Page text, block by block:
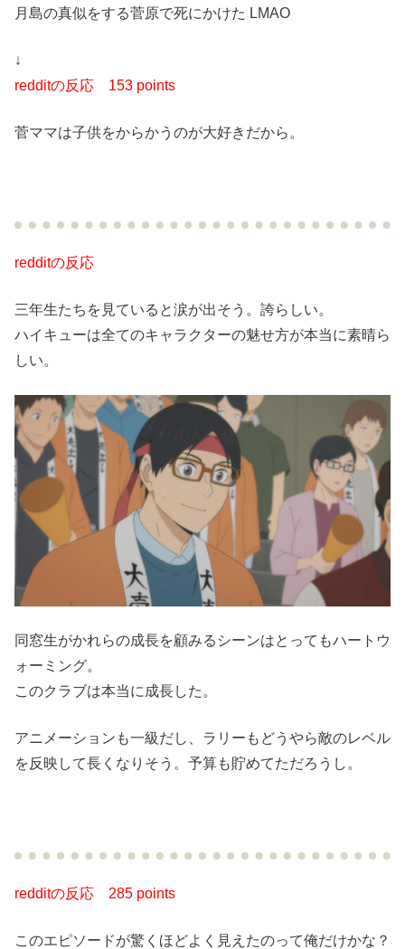
月島の真似をする菅原で死にかけた LMAO
↓
redditの反応 153 points
菅ママは子供をからかうのが大好きだから。
redditの反応
三年生たちを見ていると涙が出そう。誇らしい。
ハイキューは全てのキャラクターの魅せ方が本当に素晴ら
しい。
同窓生がかれらの成長を顧みるシーンはとってもハートウ
ォーミング。
このクラブは本当に成長した。
アニメーションも一級だし、ラリーもどうやら敵のレベル
を反映して長くなりそう。予算も貯めてただろうし。
redditの反応 285 points
このエピソードが驚くほどよく見えたのって俺だけかな？